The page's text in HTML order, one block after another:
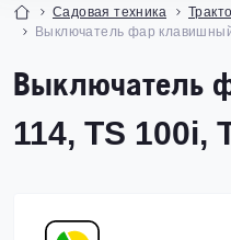
Садовая техника
Выключатель фар
Выключатель
114, TS 100i,